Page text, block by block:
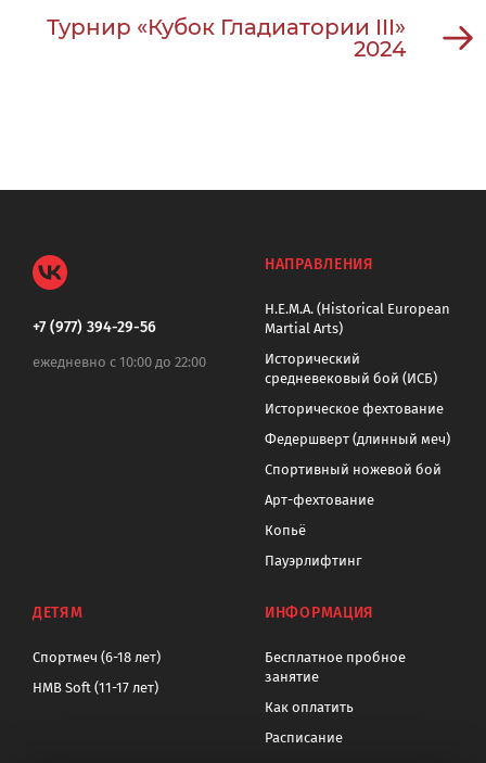
Турнир «Кубок Гладиатории III»
2024
+7 (977) 394-29-56
ежедневно с 10:00 до 22:00
НАПРАВЛЕНИЯ
H.E.M.A. (Historical European
Martial Arts)
Исторический
средневековый бой (ИСБ)
Историческое фехтование
Федершверт (длинный меч)
Спортивный ножевой бой
Арт-фехтование
Копьё
Пауэрлифтинг
ДЕТЯМ
Спортмеч (6-18 лет)
HMB Soft (11-17 лет)
ИНФОРМАЦИЯ
Бесплатное пробное
занятие
Как оплатить
Расписание